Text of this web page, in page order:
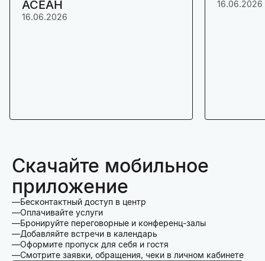
АСЕАН
16.06.2026
16.06.2026
Скачайте мобильное
приложение
Бесконтактный доступ в центр
Оплачивайте услуги
Бронируйте переговорные и конференц-залы
Добавляйте встречи в календарь
Оформите пропуск для себя и гостя
Смотрите заявки, обращения, чеки в личном кабинете